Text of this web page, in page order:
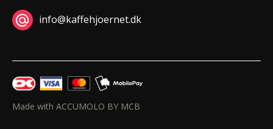
info@kaffehjoernet.dk
Made with ACCUMOLO BY MCB